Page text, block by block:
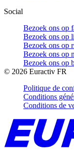
Social
Bezoek ons op
Bezoek ons op
Bezoek ons op
Bezoek ons op
Bezoek ons op
© 2026 Euractiv FR
Politique de
Conditions
Conditions de